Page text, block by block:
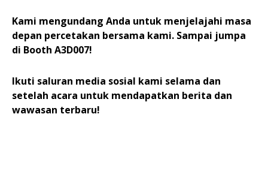
Kami mengundang Anda untuk menjelajahi masa
depan percetakan bersama kami. Sampai jumpa
di Booth A3D007!
Ikuti saluran media sosial kami selama dan
setelah acara untuk mendapatkan berita dan
wawasan terbaru!